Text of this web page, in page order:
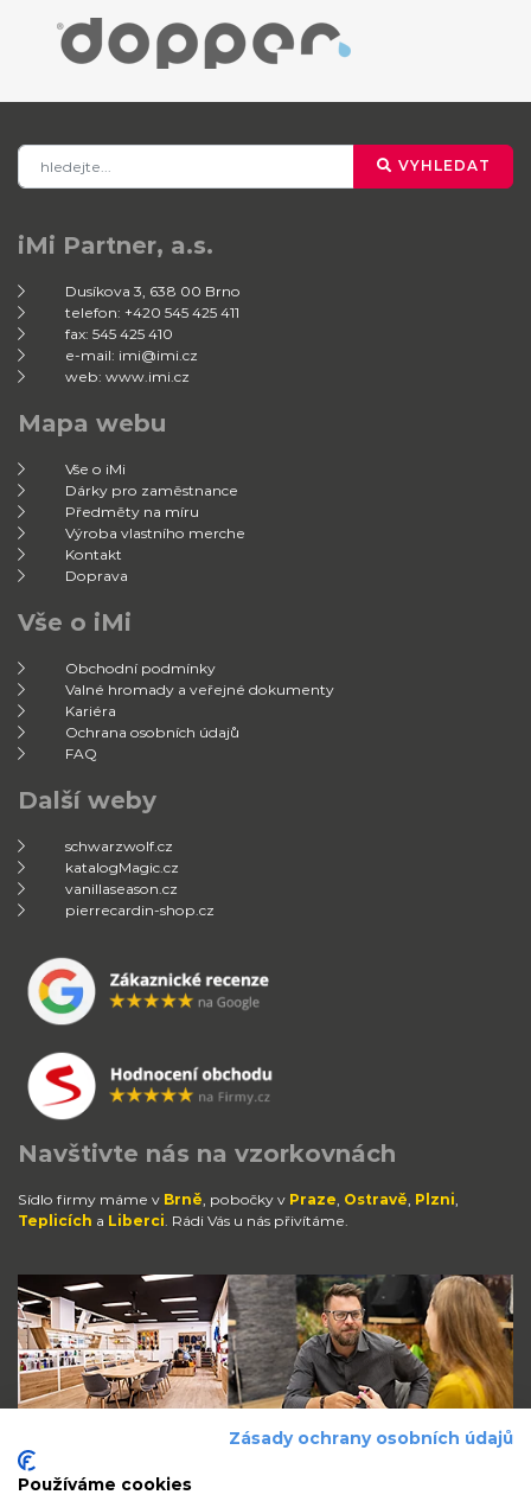
VYHLEDAT
iMi Partner, a.s.
Dusíkova 3, 638 00 Brno
telefon: +420 545 425 411
fax: 545 425 410
e-mail: imi@imi.cz
web: www.imi.cz
Mapa webu
Vše o iMi
Dárky pro zaměstnance
Předměty na míru
Výroba vlastního merche
Kontakt
Doprava
Vše o iMi
Obchodní podmínky
Valné hromady a veřejné dokumenty
Kariéra
Ochrana osobních údajů
FAQ
Další weby
schwarzwolf.cz
katalogMagic.cz
vanillaseason.cz
pierrecardin-shop.cz
Navštivte nás na vzorkovnách
Sídlo firmy máme v Brně , pobočky v Praze Ostravě Plzni
Teplicích a Liberci . Rádi Vás u nás přivítáme.
Zásady ochrany osobních údajů
Používáme cookies